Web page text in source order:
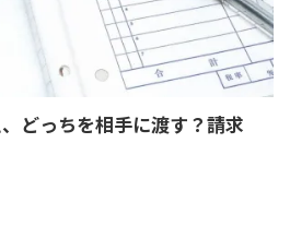
どっちを相手に渡す？請求